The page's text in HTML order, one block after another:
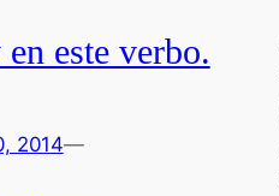
este verbo.
2014—